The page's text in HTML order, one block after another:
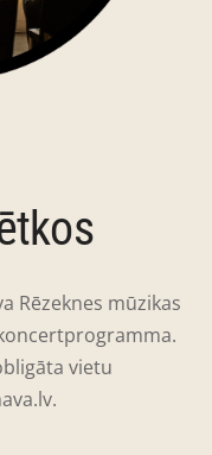
Rēzeknes mūzikas
vietu
.